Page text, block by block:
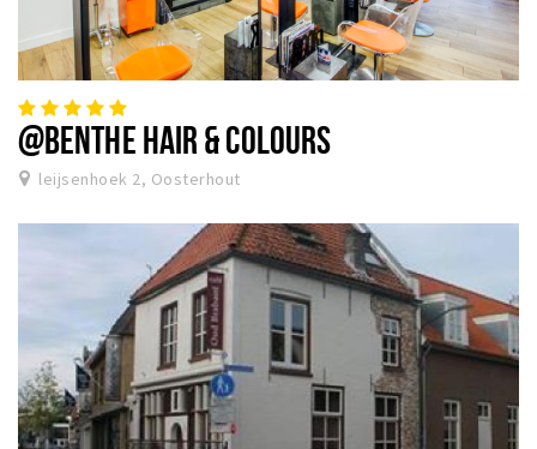
@BENTHE HAIR & COLOURS
leijsenhoek 2, Oosterhout